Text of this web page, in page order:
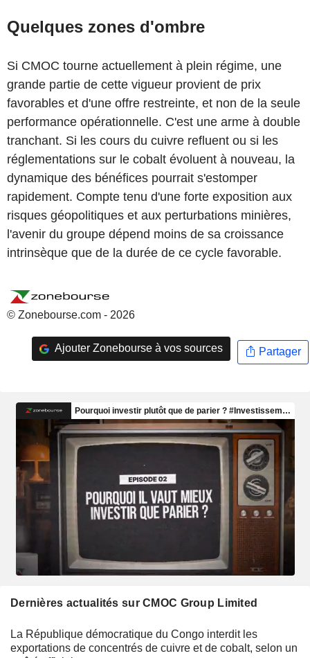
Quelques zones d'ombre
Si CMOC tourne actuellement à plein régime, une
grande partie de cette vigueur provient de prix
favorables et d'une offre restreinte, et non de la seule
performance opérationnelle. C'est une arme à double
tranchant. Si les cours du cuivre refluent ou si les
réglementations sur le cobalt évoluent à nouveau, la
dynamique des bénéfices pourrait s'estomper
rapidement. Compte tenu d'une forte exposition aux
risques géopolitiques et aux perturbations minières,
l'avenir du groupe dépend moins de sa croissance
intrinsèque que de la durée de ce cycle favorable.
© Zonebourse.com - 2026
Ajouter Zonebourse à vos sources Partager
Dernières actualités sur CMOC Group Limited
La République démocratique du Congo interdit les
exportations de concentrés de cuivre et de cobalt, selon un